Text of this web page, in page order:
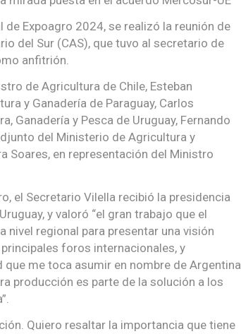
Expoagro 2024, se realizó la reunión de
del Sur (CAS), que tuvo al secretario de
anfitrión.
de Agricultura de Chile, Esteban
y Ganadería de Paraguay, Carlos
Ganadería y Pesca de Uruguay, Fernando
del Ministerio de Agricultura y
Soares, en representación del Ministro
el Secretario Vilella recibió la presidencia
y valoró “el gran trabajo que el
nivel regional para presentar una visión
foros internacionales, y
me toca asumir en nombre de Argentina
producción es parte de la solución a los
Quiero resaltar la importancia que tiene